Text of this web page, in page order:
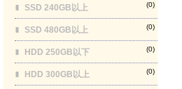
SSD 240GB以上 (0)
SSD 480GB以上 (0)
HDD 250GB以下 (0)
HDD 300GB以上 (0)